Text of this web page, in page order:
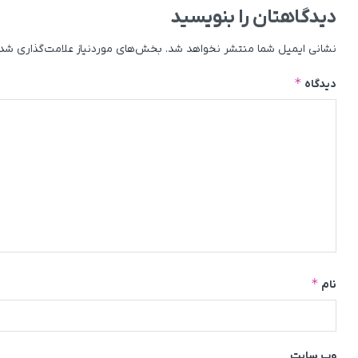
دیدگاهتان را بنویسید
نشانی ایمیل شما منتشر نخواهد شد. بخش‌های موردنیاز علامت‌گذاری
دیدگاه *
نام *